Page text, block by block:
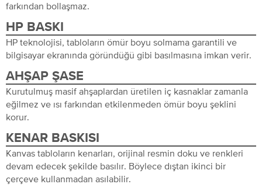
farkından bollaşmaz.
HP BASKI
HP teknolojisi, tabloların ömür boyu solmama garantili ve
bilgisayar ekranında göründüğü gibi basılmasına imkan verir.
AHŞAP ŞASE
Kurutulmuş masif ahşaplardan üretilen iç kasnaklar zamanla
eğilmez ve ısı farkından etkilenmeden ömür boyu şeklini
korur.
KENAR BASKISI
Kanvas tabloların kenarları, orijinal resmin doku ve renkleri
devam edecek şekilde basılır. Böylece dıştan ikinci bir
çerçeve kullanmadan asılabilir.